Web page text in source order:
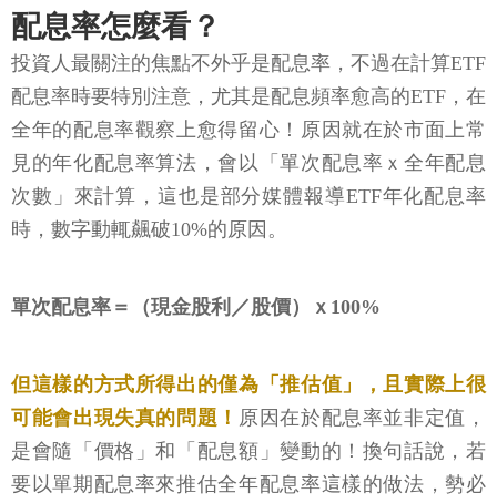
配息率怎麼看？
投資人最關注的焦點不外乎是配息率，不過在計算ETF
配息率時要特別注意，尤其是配息頻率愈高的ETF，在
全年的配息率觀察上愈得留心！原因就在於市面上常
見的年化配息率算法，會以「單次配息率ｘ全年配息
次數」來計算，這也是部分媒體報導ETF年化配息率
時，數字動輒飆破10%的原因。
單次配息率＝（現金股利／股價）ｘ100%
但這樣的方式所得出的僅為「推估值」，且實際上很
可能會出現失真的問題！ 原因在於配息率並非定值，
是會隨「價格」和「配息額」變動的！換句話說，若
要以單期配息率來推估全年配息率這樣的做法，勢必